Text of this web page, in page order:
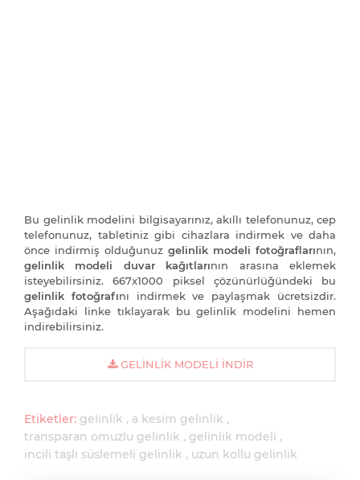
Bu gelinlik modelini bilgisayarınız, akıllı telefonunuz, cep
telefonunuz, tabletiniz gibi cihazlara indirmek ve daha
önce indirmiş olduğunuz gelinlik modeli fotoğraflarının,
gelinlik modeli duvar kağıtlarının arasına eklemek
isteyebilirsiniz. 667x1000 piksel çözünürlüğündeki bu
gelinlik fotoğrafını indirmek ve paylaşmak ücretsizdir.
Aşağıdaki linke tıklayarak bu gelinlik modelini hemen
indirebilirsiniz.
GELINLIK MODELI İNDIR
Etiketler: gelinlik
a kesim gelinlik
transparan omuzlu gelinlik
gelinlik modeli
incili taşlı süslemeli gelinlik
uzun kollu gelinlik